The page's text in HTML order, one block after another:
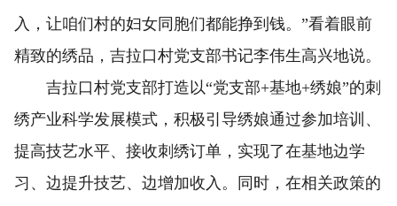
入，让咱们村的妇女同胞们都能挣到钱。”看着眼前
精致的绣品，吉拉口村党支部书记李伟生高兴地说。
吉拉口村党支部打造以“党支部+基地+绣娘”的刺
绣产业科学发展模式，积极引导绣娘通过参加培训、
提高技艺水平、接收刺绣订单，实现了在基地边学
习、边提升技艺、边增加收入。同时，在相关政策的